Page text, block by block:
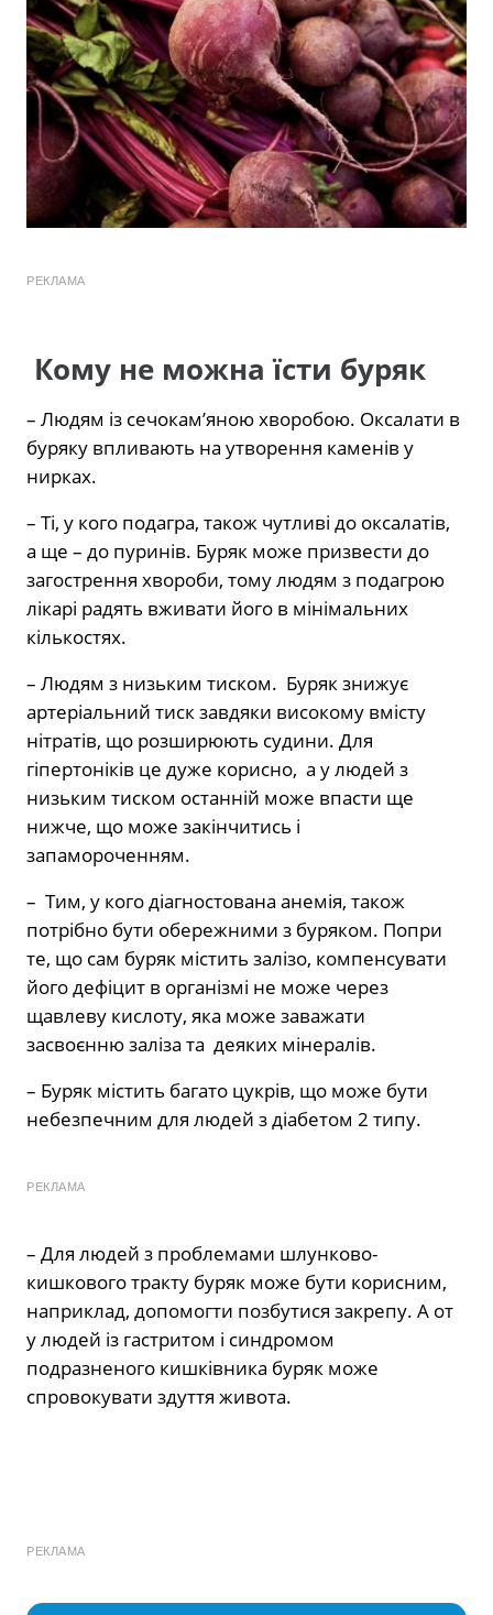
РЕКЛАМА
Кому не можна їсти буряк
– Людям із сечокам’яною хворобою. Оксалати в
буряку впливають на утворення каменів у
нирках.
– Ті, у кого подагра, також чутливі до оксалатів,
а ще – до пуринів. Буряк може призвести до
загострення хвороби, тому людям з подагрою
лікарі радять вживати його в мінімальних
кількостях.
– Людям з низьким тиском. Буряк знижує
артеріальний тиск завдяки високому вмісту
нітратів, що розширюють судини. Для
гіпертоніків це дуже корисно, а у людей з
низьким тиском останній може впасти ще
нижче, що може закінчитись і
запамороченням.
– Тим, у кого діагностована анемія, також
потрібно бути обережними з буряком. Попри
те, що сам буряк містить залізо, компенсувати
його дефіцит в організмі не може через
щавлеву кислоту, яка може заважати
засвоєнню заліза та деяких мінералів.
– Буряк містить багато цукрів, що може бути
небезпечним для людей з діабетом 2 типу.
РЕКЛАМА
– Для людей з проблемами шлунково-
кишкового тракту буряк може бути корисним,
наприклад, допомогти позбутися закрепу. А от
у людей із гастритом і синдромом
подразненого кишківника буряк може
спровокувати здуття живота.
РЕКЛАМА